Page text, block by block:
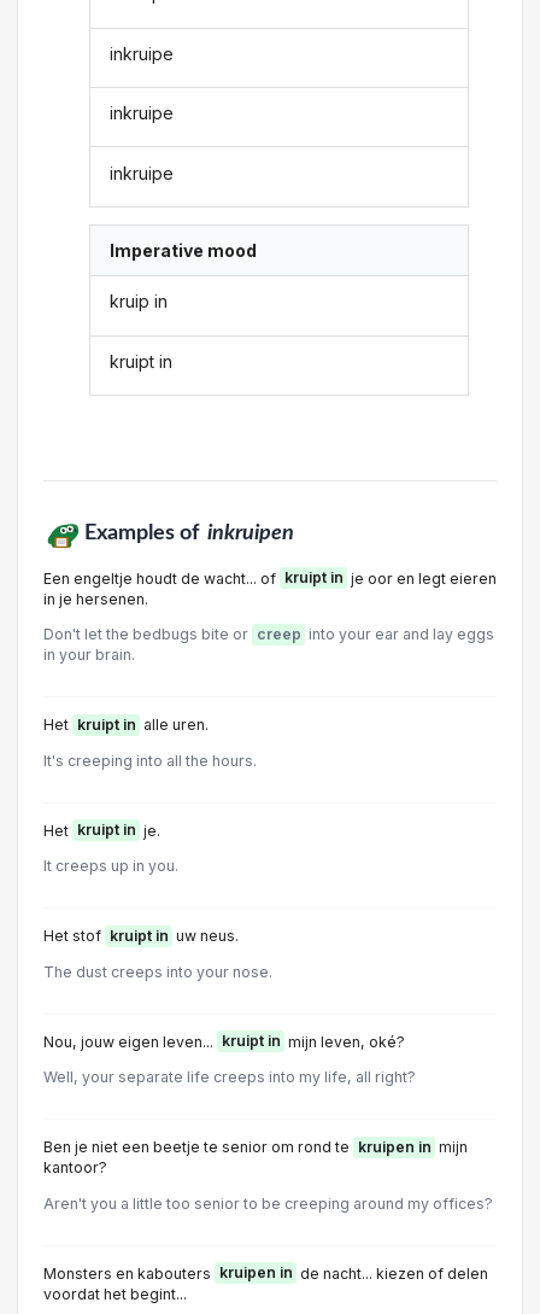
inkruipe
inkruipe
inkruipe
Imperative mood
kruip in
kruipt in
Examples of inkruipen
Een engeltje houdt de wacht... of kruipt in je oor en legt eieren
in je hersenen.
Don't let the bedbugs bite or creep into your ear and lay eggs
in your brain.
Het kruipt in alle uren.
It's creeping into all the hours.
Het kruipt in je.
It creeps up in you.
Het stof kruipt in uw neus.
The dust creeps into your nose.
Nou, jouw eigen leven... kruipt in mijn leven, oké?
Well, your separate life creeps into my life, all right?
Ben je niet een beetje te senior om rond te kruipen in mijn
kantoor?
Aren't you a little too senior to be creeping around my offices?
Monsters en kabouters kruipen in de nacht... kiezen of delen
voordat het begint...